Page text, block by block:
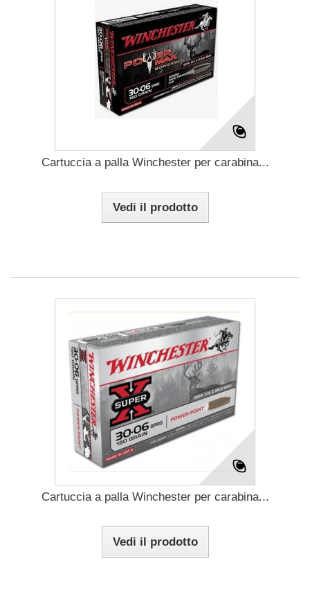
Cartuccia a palla Winchester per carabina...
Vedi il prodotto
Cartuccia a palla Winchester per carabina...
Vedi il prodotto